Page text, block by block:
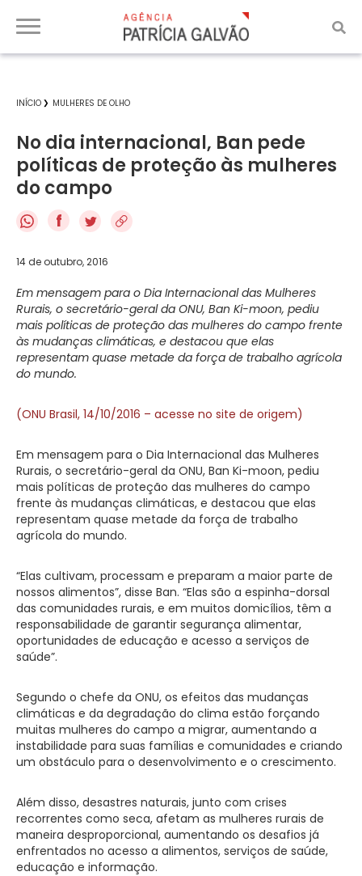
INÍCIO MULHERES DE OLHO
No dia internacional, Ban pede
políticas de proteção às mulheres
do campo
f
14 de outubro, 2016
Em mensagem para o Dia Internacional das Mulheres
Rurais, o secretário-geral da ONU, Ban Ki-moon, pediu
mais políticas de proteção das mulheres do campo frente
às mudanças climáticas, e destacou que elas
representam quase metade da força de trabalho agrícola
do mundo.
(ONU Brasil, 14/10/2016 – acesse no site de origem)
Em mensagem para o Dia Internacional das Mulheres
Rurais, o secretário-geral da ONU, Ban Ki-moon, pediu
mais políticas de proteção das mulheres do campo
frente às mudanças climáticas, e destacou que elas
representam quase metade da força de trabalho
agrícola do mundo.
“Elas cultivam, processam e preparam a maior parte de
nossos alimentos”, disse Ban. “Elas são a espinha-dorsal
das comunidades rurais, e em muitos domicílios, têm a
responsabilidade de garantir segurança alimentar,
oportunidades de educação e acesso a serviços de
saúde”.
Segundo o chefe da ONU, os efeitos das mudanças
climáticas e da degradação do clima estão forçando
muitas mulheres do campo a migrar, aumentando a
instabilidade para suas famílias e comunidades e criando
um obstáculo para o desenvolvimento e o crescimento.
Além disso, desastres naturais, junto com crises
recorrentes como seca, afetam as mulheres rurais de
maneira desproporcional, aumentando os desafios já
enfrentados no acesso a alimentos, serviços de saúde,
educação e informação.